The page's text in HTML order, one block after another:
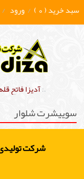
سبد خرید ( 0 ) / ورود /
.:آدیزا فاتح
سوییشرت شلوار
شرکت